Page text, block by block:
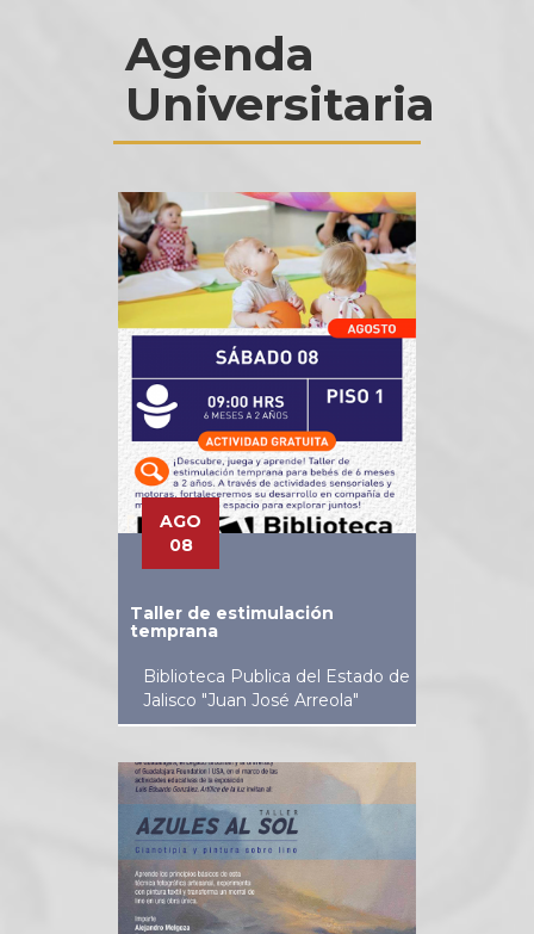
Agenda
Universitaria
AGO
08
Taller de estimulación
temprana
Biblioteca Publica del Estado de
Jalisco "Juan José Arreola"